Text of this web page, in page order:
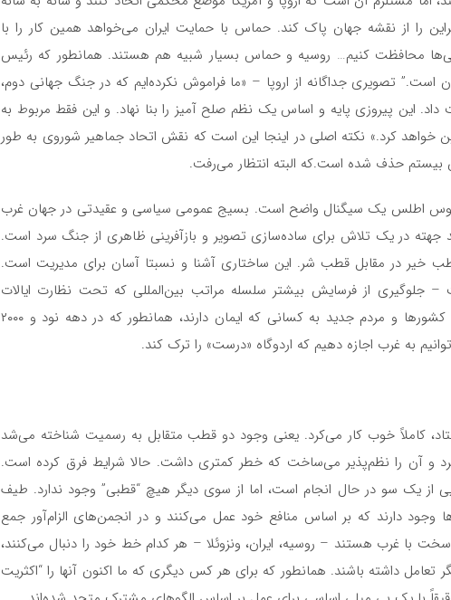
را از نقشه جهان پاک کند. حماس با حمایت ایران می‌خواهد همین کار را با
محافظت کنیم… روسیه و حماس بسیار شبیه هم هستند. همانطور که رئیس
تصویری جداگانه از اروپا – «ما فراموش نکرده‌ایم که در جنگ جهانی دوم،
این پیروزی پایه و اساس یک نظم صلح آمیز را بنا نهاد. و این فقط مربوط به
خواهد کرد.» نکته اصلی در اینجا این است که نقش اتحاد جماهیر شوروی به طور
بیستم حذف شده است.که البته انتظار می‌رفت.
اطلس یک سیگنال واضح است. بسیج عمومی سیاسی و عقیدتی در جهان غرب
در یک تلاش برای ساده‌سازی تصویر و بازآفرینی ظاهری از جنگ سرد است.
خیر در مقابل قطب شر. این ساختاری آشنا و نسبتا آسان برای مدیریت است.
جلوگیری از فرسایش بیشتر سلسله مراتب بین‌المللی که تحت نظارت ایالات
متحده ایجاد شده است. وظیفه تبدیل کشورها و مردم جدید به کسانی که ایمان دارند، همانطور که در دهه نود و ۲۰۰۰
به غرب اجازه دهیم که اردوگاه «درست» را ترک کند.
کاملاً خوب کار می‌کرد. یعنی وجود دو قطب متقابل به رسمیت شناخته می‌شد
و آن را نظم‌پذیر می‌ساخت که خطر کمتری داشت. حالا شرایط فرق کرده است.
از یک سو در حال انجام است، اما از سوی دیگر هیچ “قطبی” وجود ندارد. طیف
وجود دارند که بر اساس منافع خود عمل می‌کنند و در انجمن‌های الزام‌آور جمع
با غرب هستند – روسیه، ایران، ونزوئلا – هر کدام خط خود را دنبال می‌کنند،
تعامل داشته باشند. همانطور که برای هر کس دیگری که ما اکنون آنها را “اکثریت